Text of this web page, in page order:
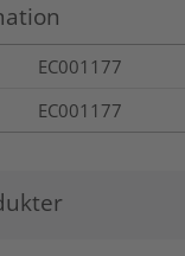
EC001177
EC001177